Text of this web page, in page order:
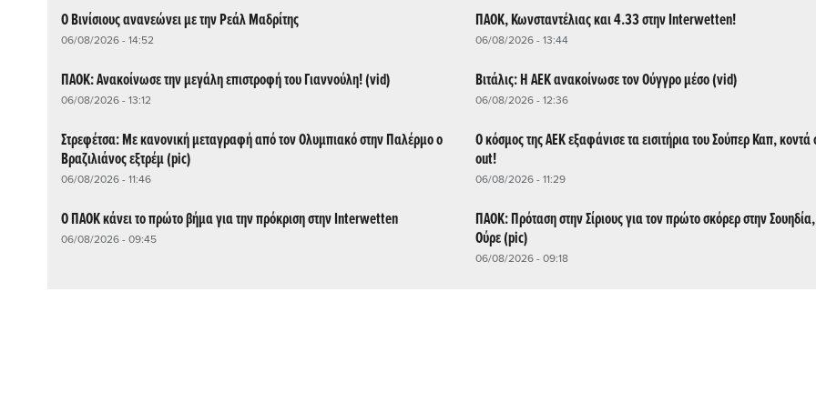
Ο Βινίσιους ανανεώνει με την Ρεάλ Μαδρίτης
06/08/2026 - 14:52
ΠΑΟΚ, Κωνσταντέλιας και 4.33 στην Interwetten!
06/08/2026 - 13:44
ΠΑΟΚ: Ανακοίνωσε την μεγάλη επιστροφή του Γιαννούλη! (vid)
06/08/2026 - 13:12
Βιτάλις: Η ΑΕΚ ανακοίνωσε τον Ούγγρο μέσο (vid)
06/08/2026 - 12:36
Στρεφέτσα: Με κανονική μεταγραφή από τον Ολυμπιακό στην Παλέρμο ο
Βραζιλιάνος εξτρέμ (pic)
06/08/2026 - 11:46
Ο κόσμος της ΑΕΚ εξαφάνισε τα εισιτήρια του Σούπερ Καπ, κοντά
out!
06/08/2026 - 11:29
Ο ΠΑΟΚ κάνει το πρώτο βήμα για την πρόκριση στην Interwetten
06/08/2026 - 09:45
ΠΑΟΚ: Πρόταση στην Σίριους για τον πρώτο σκόρερ στην
Ούρε (pic)
06/08/2026 - 09:18